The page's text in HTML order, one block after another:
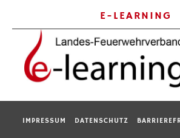
E-LEARNING
IMPRESSUM DATENSCHUTZ